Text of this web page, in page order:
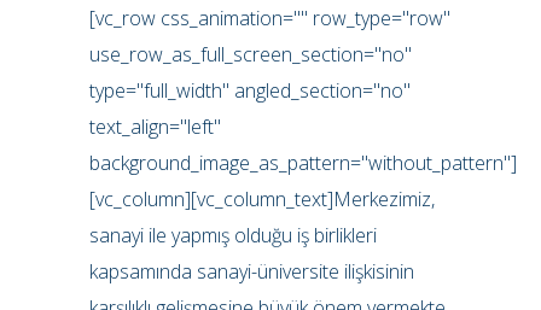
[vc_row css_animation="" row_type="row"
use_row_as_full_screen_section="no"
type="full_width" angled_section="no"
text_align="left"
background_image_as_pattern="without_pattern"]
[vc_column][vc_column_text]Merkezimiz,
sanayi ile yapmış olduğu iş birlikleri
kapsamında sanayi-üniversite ilişkisinin